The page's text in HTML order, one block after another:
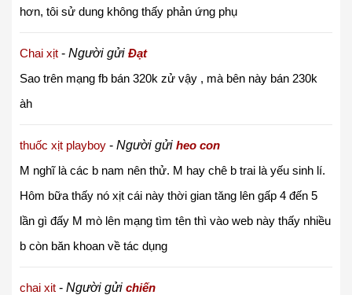
hơn, tôi sử dung không thấy phản ứng phụ
Chai xịt - Người gửi Đạt
Sao trên mạng fb bán 320k zử vậy , mà bên này bán 230k
àh
thuốc xịt playboy - Người gửi heo con
M nghĩ là các b nam nên thử. M hay chê b trai là yếu sinh lí.
Hôm bữa thấy nó xịt cái này thời gian tăng lên gấp 4 đến 5
lần gì đấy M mò lên mạng tìm tên thì vào web này thấy nhiều
b còn băn khoan về tác dụng
chai xit - Người gửi chiến